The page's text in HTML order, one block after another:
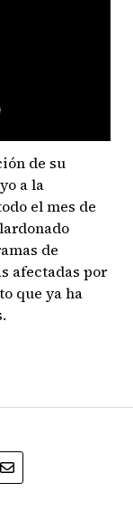
de su
a la
el mes de
de
afectadas por
que ya ha